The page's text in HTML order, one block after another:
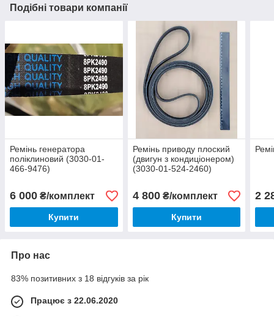
Подібні товари компанії
Ремінь генератора
поліклиновий (3030-01-
466-9476)
6 000 ₴/комплект
Купити
Ремінь приводу плоский
(двигун з кондиціонером)
(3030-01-524-2460)
4 800₴/комплект
Купити
2
Про нас
83% позитивних з 18 відгуків за рік
Працює з 22.06.2020